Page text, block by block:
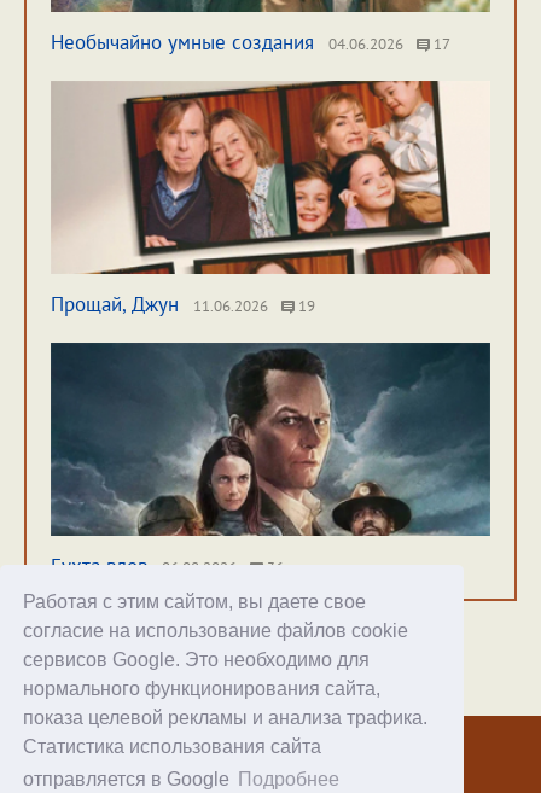
Работая с этим сайтом, вы даете свое
согласие на использование файлов cookie
сервисов Google. Это необходимо для
нормального функционирования сайта,
показа целевой рекламы и анализа трафика.
Статистика использования сайта
отправляется в Google
Подробнее
Необычайно умные создания 04.06.2026 17
Прощай, Джун 11.06.2026 19
Бухта вдов 06.08.2026 36
Хостинг
© 1998–2026 Alex Exler